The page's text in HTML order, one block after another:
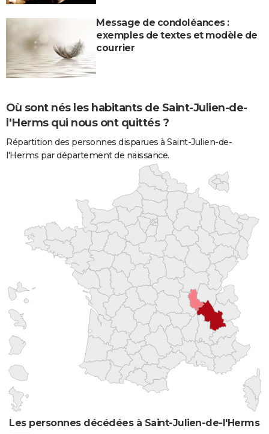
Message de condoléances :
exemples de textes et modèle de
courrier
Où sont nés les habitants de Saint-Julien-de-
l'Herms qui nous ont quittés ?
Répartition des personnes disparues à Saint-Julien-de-
l'Herms par département de naissance.
Les personnes décédées à Saint-Julien-de-l'Herms